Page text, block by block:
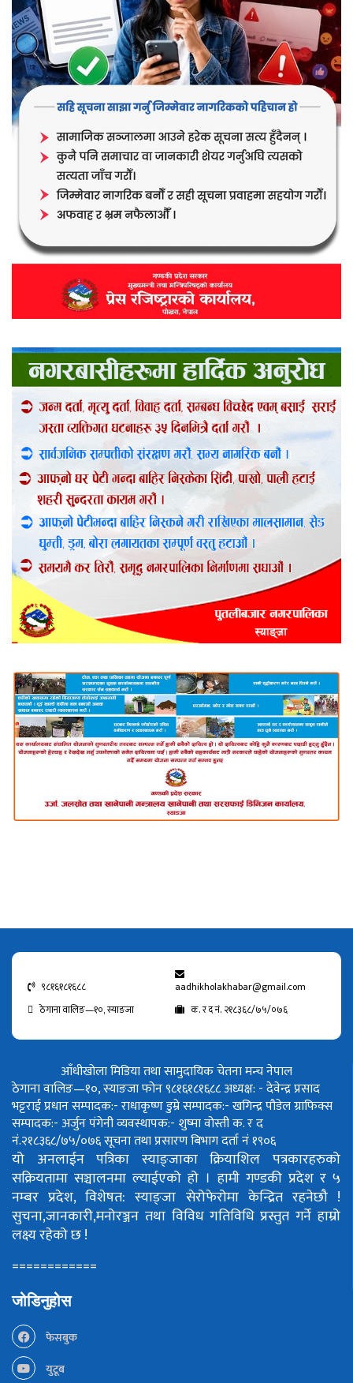
९८१६१८१६८८
aadhikholakhabar@gmail.com
ठेगाना वालिङ—१०, स्याङजा
क. र द नं. २१८३६८/७५/०७६
आँधीखोला मिडिया तथा सामुदायिक चेतना मन्च नेपाल
ठेगाना वालिङ—१०, स्याङजा फोन ९८१६१८१६८८अध्यक्ष: - देवेन्द्र प्रसाद
भट्टराईप्रधान सम्पादक:- राधाकृष्ण डुम्रेसम्पादक:- खगिन्द्र पौडेलग्राफिक्स
सम्पादक:- अर्जुन पंगेनीव्यवस्थापक:- शुष्मा वोस्तीक. र द
नं.२१८३६८/७५/०७६सूचना तथा प्रसारण बिभाग दर्ता नं १९०६
यो अनलाईन पत्रिका स्याङ्जाका क्रियाशिल पत्रकारहरुको
सक्रियतामा सञ्चालनमा ल्याईएको हो । हामी गण्डकी प्रदेश र ५
नम्बर प्रदेश, विशेषत: स्याङ्जा सेरोफेरोमा केन्द्रित रहनेछौ !
सुचना,जानकारी,मनोरञ्जन तथा विविध गतिविधि प्रस्तुत गर्ने हाम्रो
लक्ष्य रहेको छ !
============
जोडिनुहोस
फेसबुक
युटूब